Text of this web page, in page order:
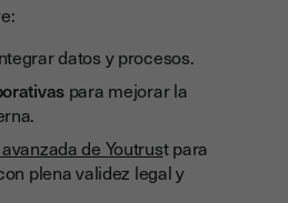
datos y procesos.
para mejorar la
de Youtrust para
plena validez legal y